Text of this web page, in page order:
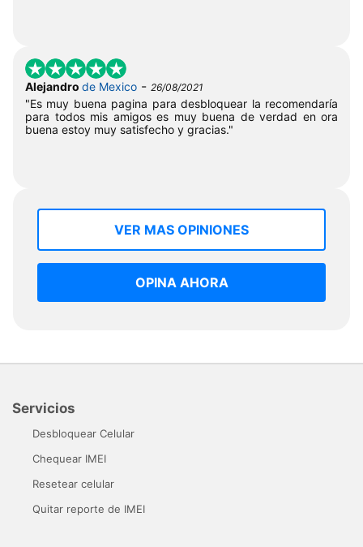
Alejandro de Mexico - 26/08/2021
"Es muy buena pagina para desbloquear la recomendaría
para todos mis amigos es muy buena de verdad en ora
buena estoy muy satisfecho y gracias."
VER MAS OPINIONES
OPINA AHORA
Servicios
Desbloquear Celular
Chequear IMEI
Resetear celular
Quitar reporte de IMEI